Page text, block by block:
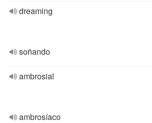
dreaming
soñando
ambrosial
ambrosíaco